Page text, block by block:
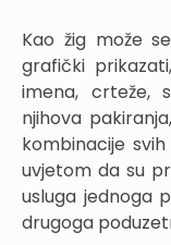
Kao žig može
grafički
imena, crteže,
njihova
kombinacije
uvjetom da su
usluga jednoga
drugoga